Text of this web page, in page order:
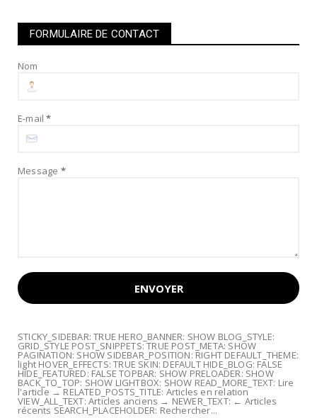
FORMULAIRE DE CONTACT
Nom
E-mail*
Message *
STICKY_SIDEBAR: TRUE HERO_BANNER: SHOW BLOG_STYLE:
GRID_STYLE POST_SNIPPETS: TRUE POST_META: SHOW
PAGINATION: SHOW SIDEBAR_POSITION: RIGHT DEFAULT_THEME:
light HOVER_EFFECTS: TRUE SKIN: DEFAULT HIDE_BLOG: FALSE
HIDE_FEATURED: FALSE TOPBAR: SHOW PRELOADER: SHOW
BACK_TO_TOP: SHOW LIGHTBOX: SHOW READ_MORE_TEXT: Lire
l'article → RELATED_POSTS_TITLE: Articles en relation
VIEW_ALL_TEXT: Articles anciens → NEWER_TEXT: ← Articles
récents SEARCH_PLACEHOLDER: Rechercher...